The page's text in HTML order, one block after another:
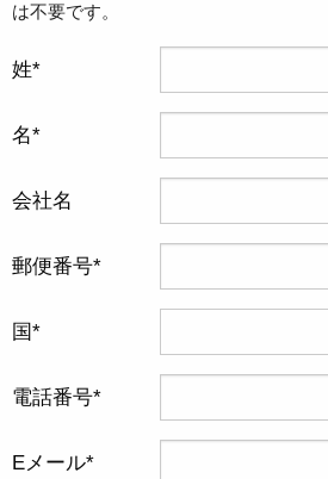
は不要です。
姓
名
会社名
郵便番号
国
電話番号
Eメール